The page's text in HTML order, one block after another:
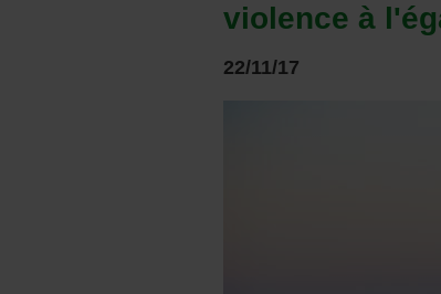
violence à
22/11/17